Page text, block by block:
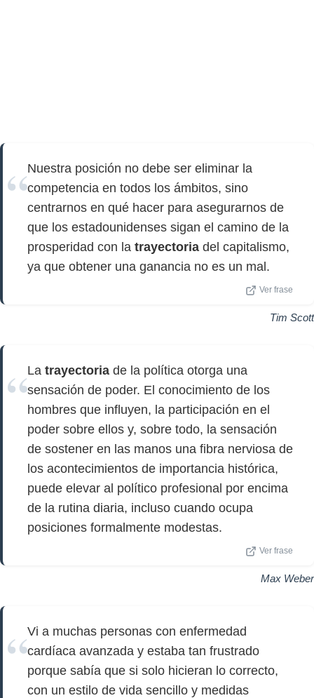
Nuestra posición no debe ser eliminar la
competencia en todos los ámbitos, sino
centrarnos en qué hacer para asegurarnos de
que los estadounidenses sigan el camino de la
prosperidad con la trayectoria del capitalismo,
ya que obtener una ganancia no es un mal.
Ver frase
Tim Scott
La trayectoria de la política otorga una
sensación de poder. El conocimiento de los
hombres que influyen, la participación en el
poder sobre ellos y, sobre todo, la sensación
de sostener en las manos una fibra nerviosa de
los acontecimientos de importancia histórica,
puede elevar al político profesional por encima
de la rutina diaria, incluso cuando ocupa
posiciones formalmente modestas.
Ver frase
Max Weber
Vi a muchas personas con enfermedad
cardíaca avanzada y estaba tan frustrado
porque sabía que si solo hicieran lo correcto,
con un estilo de vida sencillo y medidas